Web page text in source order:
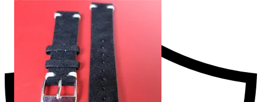
Ersättning om du inte får din vara